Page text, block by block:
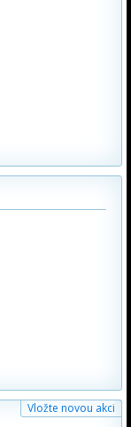
Vložte novou akci